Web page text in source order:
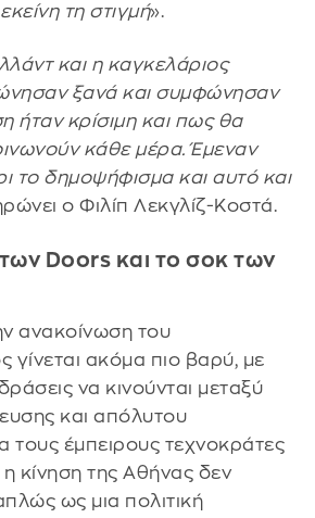
τη στιγμή».
και η καγκελάριος
ξανά και συμφώνησαν
ήταν κρίσιμη και πως θα
κάθε μέρα. Έμεναν
το δημοψήφισμα και αυτό και
ο Φιλίπ Λεκγλίζ-Κοστά.
Doors και το σοκ των
ανακοίνωση του
γίνεται ακόμα πιο βαρύ, με
να κινούνται μεταξύ
και απόλυτου
τους έμπειρους τεχνοκράτες
κίνηση της Αθήνας δεν
ως μια πολιτική